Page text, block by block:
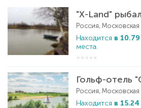
"X-Land"
Россия, Московская
Находится в
места.
Гольф-отель
Находится в